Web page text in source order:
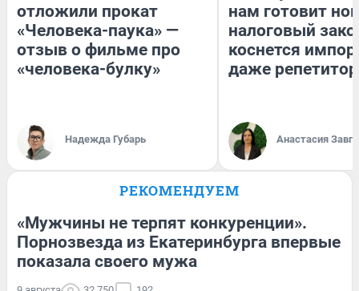
отложили прокат
«Человека-паука» —
отзыв о фильме про
«человека-булку»
Надежда Губарь
нам готовит
налоговый
коснется
даже
Анастасия
РЕКОМЕНДУЕМ
«Мужчины не терпят конкуренции».
Порнозвезда из Екатеринбурга впервые
показала своего мужа